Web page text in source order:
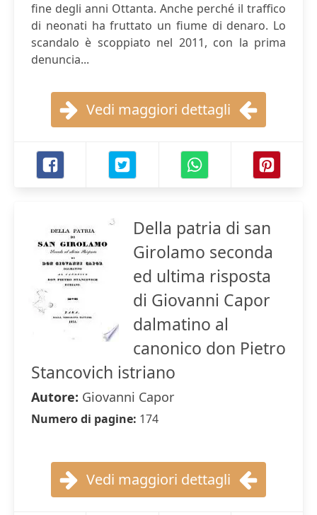
fine degli anni Ottanta. Anche perché il traffico
di neonati ha fruttato un fiume di denaro. Lo
scandalo è scoppiato nel 2011, con la prima
denuncia...
Vedi maggiori dettagli
Della patria di san
Girolamo seconda
ed ultima risposta
di Giovanni Capor
dalmatino al
canonico don Pietro
Stancovich istriano
Autore: Giovanni Capor
Numero di pagine: 174
Vedi maggiori dettagli